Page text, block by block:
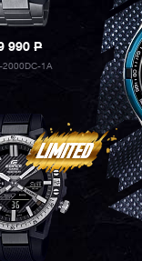
990P
2000DC-1A